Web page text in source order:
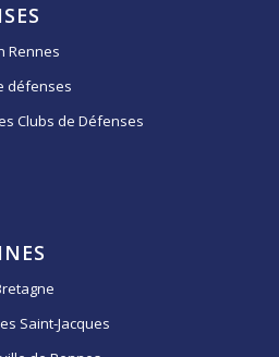
Rennes
défenses
Clubs de Défenses
Saint-Jacques